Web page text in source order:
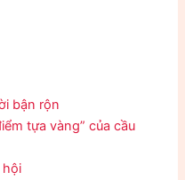
bận rộn
tựa vàng” của cầu
hội